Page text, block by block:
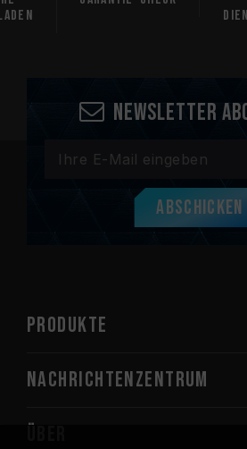
Newsletter
Abschicken
PRODUKTE
Nachrichtenzentrum